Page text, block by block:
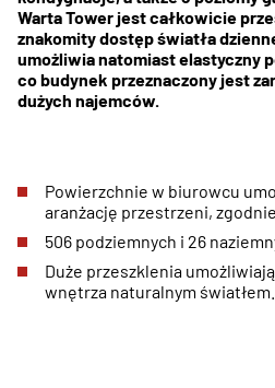
Warta Tower jest całkowicie
znakomity dostęp światła
umożliwia natomiast elastyczny
co budynek przeznaczony jest
dużych najemców.
Powierzchnie w biurowcu
aranżację przestrzeni,
506 podziemnych i 26
Duże przeszklenia
wnętrza naturalnym światłem.